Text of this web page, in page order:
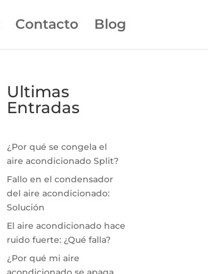
Contacto Blog
Ultimas
Entradas
¿Por qué se congela el
aire acondicionado Split?
Fallo en el condensador
del aire acondicionado:
Solución
El aire acondicionado hace
ruido fuerte: ¿Qué falla?
¿Por qué mi aire